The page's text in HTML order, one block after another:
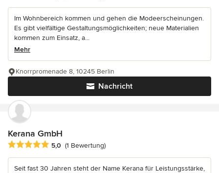
Im Wohnbereich kommen und gehen die Modeerscheinungen.
Es gibt vielfältige Gestaltungsmöglichkeiten; neue Materialien
kommen zum Einsatz, a...
Mehr
Nachricht
Knorrpromenade 8, 10245 Berlin
Kerana GmbH
Durchschnittliche Bewertung: 5 von 5 Sternen
5,0 (1 Bewertung)
Seit fast 30 Jahren steht der Name Kerana für Leistungsstärke,